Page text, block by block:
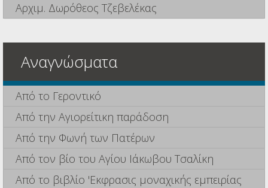
Αρχιμ. Δωρόθεος Τζεβελέκας
Αναγνώσματα
Από το Γεροντικό
Από την Αγιορείτικη παράδοση
Από την Φωνή των Πατέρων
Από τον βίο του Αγίου Ιάκωβου Τσαλίκη
Από το βιβλίο 'Εκφρασις μοναχικής εμπειρίας